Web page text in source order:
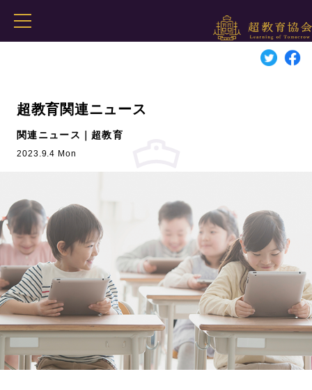
超教育関連ニュース
関連ニュース｜超教育
2023.9.4 Mon